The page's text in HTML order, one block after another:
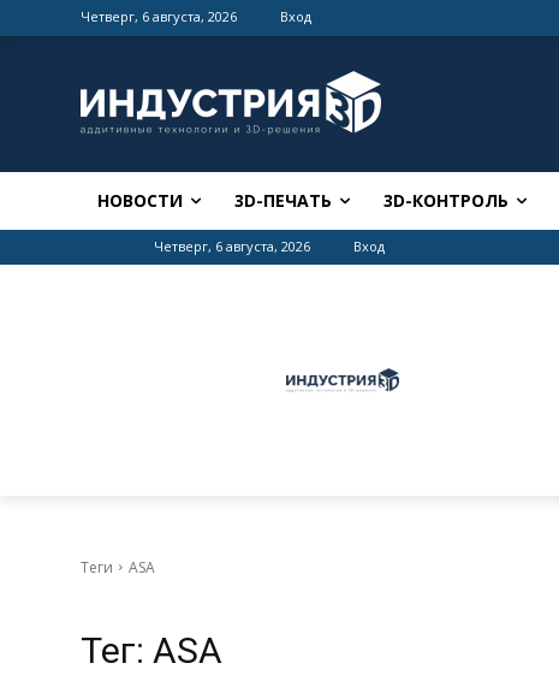
Четверг, 6 августа, 2026 Вход
НОВОСТИ 3D-ПЕЧАТЬ 3D-КОНТРОЛЬ
Четверг, 6 августа, 2026 Вход
Теги ASA
Тег: ASA